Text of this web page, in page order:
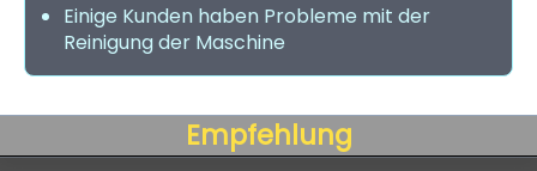
Einige Kunden haben Probleme mit der
Reinigung der Maschine
Empfehlung